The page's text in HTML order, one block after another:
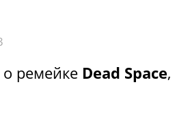
ремейке Dead Space,